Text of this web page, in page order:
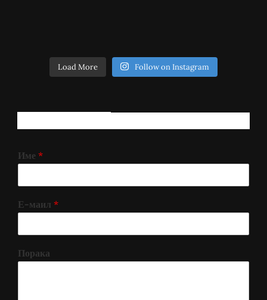
Load More Follow on Instagram
Име *
Е-маил *
Порака